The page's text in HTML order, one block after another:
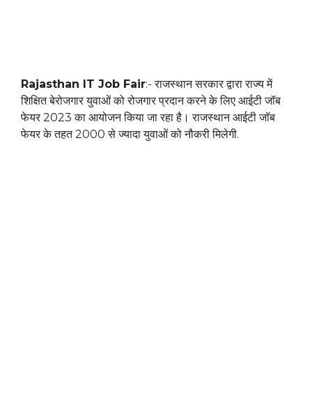
Rajasthan IT Job Fair:- राजस्थान सरकार द्वारा राज्य में
शिक्षित बेरोजगार युवाओं को रोजगार प्रदान करने के लिए आईटी जॉब
फेयर 2023 का आयोजन किया जा रहा है। राजस्थान आईटी जॉब
फेयर के तहत 2000 से ज्यादा युवाओं को नौकरी मिलेगी.